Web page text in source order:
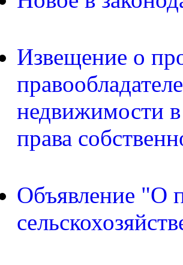
Извещение о
недвижимости в
права
Объявление "О